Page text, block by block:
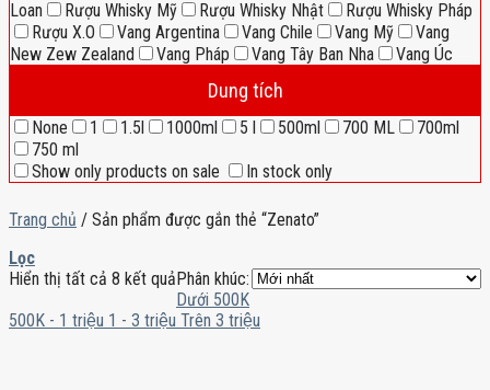
Loan Rượu Whisky Mỹ Rượu Whisky Nhật
Rượu Whisky Pháp
Rượu X.O
Vang Argentina Vang Chile Vang Mỹ
Vang
New Zew Zealand
Vang Pháp Vang Tây Ban Nha Vang Úc
Dung tích
None 1 1.5l 1000ml 5 l 500ml 700 ML
700ml
750 ml
Show only products on sale
In stock only
Trang chủ / Sản phẩm được gắn thẻ “Zenato”
Lọc
Hiển thị tất cả 8 kết quảPhân khúc:
Dưới 500K
500K - 1 triệu 1 - 3 triệu Trên 3 triệu